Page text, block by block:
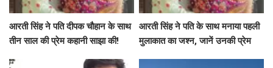
आरती सिंह ने पति दीपक चौहान के साथ
तीन साल की प्रेम कहानी साझा की!
आरती सिंह ने पति के साथ मनाया पहली
मुलाकात का जश्न, जानें उनकी प्रेम